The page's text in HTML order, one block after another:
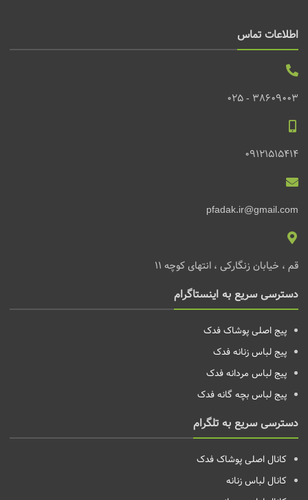
اطلاعات تماس
38609003 - 025
09121515414
pfadak.ir@gmail.com
قم ، خیابان زنگارکی ، انتهای کوچه 11
دسترسی سریع به اینستاگرام
پیج اصلی پوشاک فدک
پیج لباس زنانهفدک
پیج لباس مردانهفدک
پیج لباس بچه گانهفدک
دسترسی سریع به تلگرام
کانال اصلی پوشاک فدک
کانال لباس زنانه